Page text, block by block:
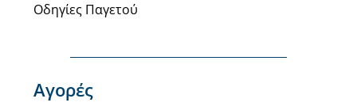
Οδηγίες Παγετού
Αγορές